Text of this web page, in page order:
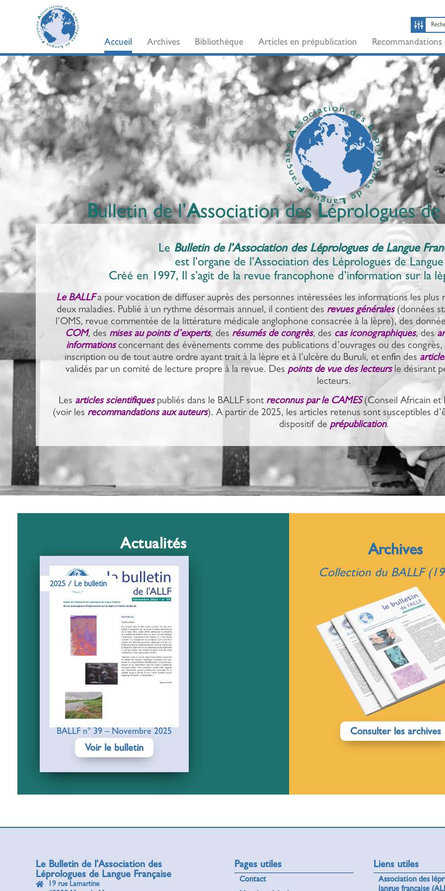
Accueil Archives Bibliothèque Articles en prépublication
Bulletin de l’Association desLéprologues de
Le Bulletin de l’Association des Léprologues de Langue
est l’organe de l’Association des Léprologues de Langue
Créé en 1997, Il s’agit de la revue francophone d’information sur la
Le BALLFa pour vocation de diffuser auprès des personnes intéressées les informations les
deux maladies. Publié à un rythme désormais annuel, il contient des revues générales (données
l’OMS, revue commentée de la littérature médicale anglophone consacrée à la lèpre), des
COM, des mises au points d’experts, des résumés de congrès, des cas iconographiques, des
informations concernant des évènements comme des publications d’ouvrages ou des congrès,
inscription ou de tout autre ordre ayant trait à la lèpre et à l’ulcère du Buruli, et enfin des
validés par un comité de lecture propre à la revue. Des points de vue des lecteursle désirant
lecteurs.
Les articles scientifiques publiés dans le BALLF sontreconnus par le CAMES(Conseil Africain et
(voir les recommandations aux auteurs). A partir de 2025, les articles retenus sont susceptibles
dispositif de prépublication.
Actualités
2025 / Le bulletin
BALLF n° 39 – Novembre 2025
Voir le bulletin
Archives
Collection du BALLF
Consulter les archives
Le Bulletin de l’Association des
Léprologues de Langue Française
19 rue Lamartine
Pages utiles
Contact
Liens utiles
Association des
langue française